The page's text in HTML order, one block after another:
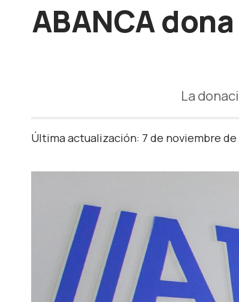
ABANCA
La
Última actualización: 7 de noviembre de